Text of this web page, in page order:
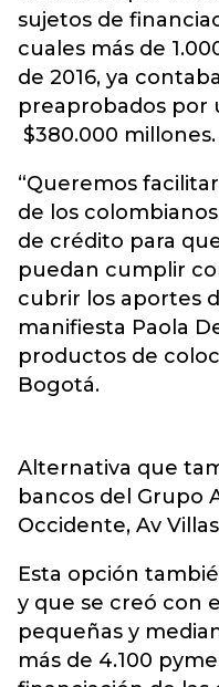
sujetos de
cuales más de
de 2016, ya
preaprobados por
$380.000 millones.
“Queremos
de los
de crédito para
puedan cumplir
cubrir los aportes
manifiesta Paola
productos de
Bogotá.
Alternativa que
bancos del Grupo
Occidente, Av
Esta opción
y que se creó con
pequeñas y
más de 4.100